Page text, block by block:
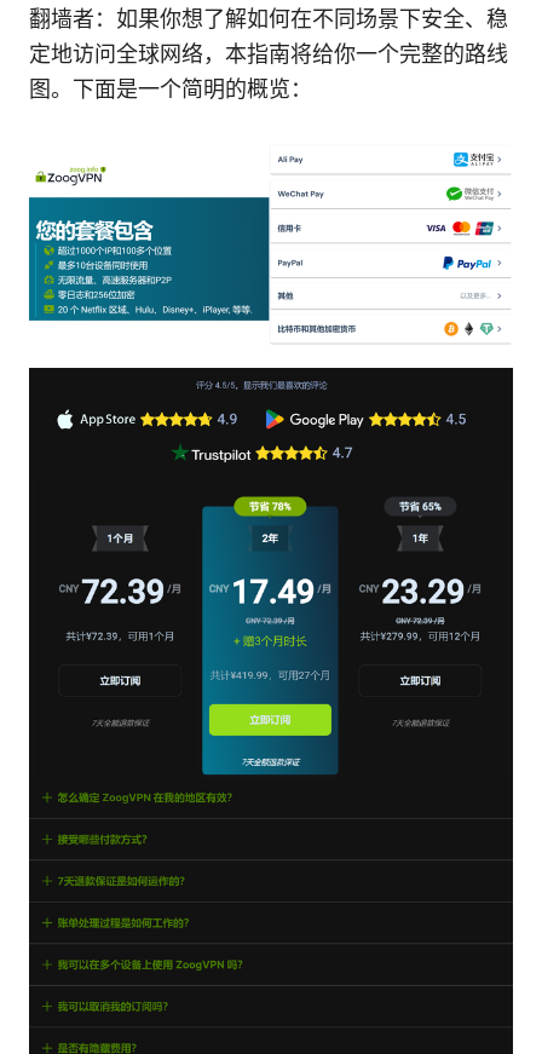
翻墙者：如果你想了解如何在不同场景下安全、稳
定地访问全球网络，本指南将给你一个完整的路线
图。下面是一个简明的概览：